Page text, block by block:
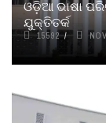
ଓଡ଼ିଆ ଭାଷା
ଯୁକ୍ତିତର୍କ
15592